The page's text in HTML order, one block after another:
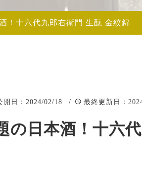
！十六代九郎右衛門 生酛 金紋錦
開日 ：2024/02/18 / 最終更新日 ：
の日本酒！十六